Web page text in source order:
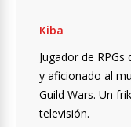
Kiba
Jugador de
y aficionado al
Guild Wars. Un
televisión.